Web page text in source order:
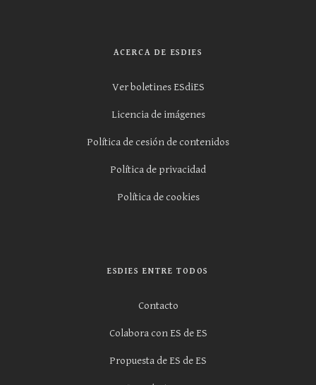
ACERCA DE ESDIES
Ver boletines ESdiES
Licencia de imágenes
Política de cesión de contenidos
Política de privacidad
Política de cookies
ESDIES ENTRE TODOS
Contacto
Colabora con ES de ES
Propuesta de ES de ES